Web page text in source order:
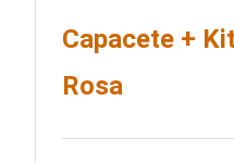
Capacete +
Rosa